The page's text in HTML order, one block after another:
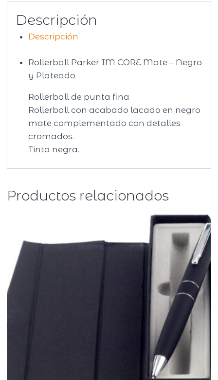
Descripción
Descripción
Rollerball Parker IM CORE Mate – Negro
y Plateado
Rollerball de punta fina
Rollerball con acabado lacado en negro
mate complementado con detalles
cromados.
Tinta negra.
Productos relacionados